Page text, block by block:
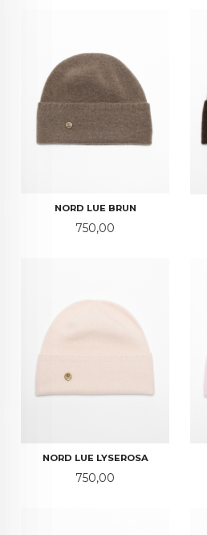
NORD LUE BRUN
Pris
750,00
NORD LUE LYSEROSA
Pris
750,00